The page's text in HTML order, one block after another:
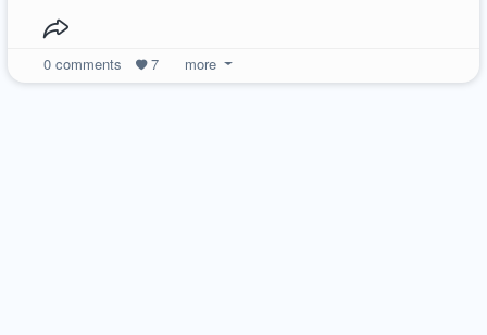
0comments 7 more